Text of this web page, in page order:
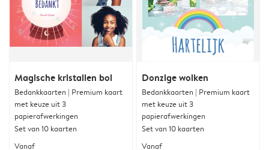
Magische kristallen bol
Bedankkaarten | Premium kaart
met keuze uit 3
papierafwerkingen
Set van 10 kaarten
Vanaf
Donzige wolken
Bedankkaarten | Premium kaart
met keuze uit 3
papierafwerkingen
Set van 10 kaarten
Vanaf